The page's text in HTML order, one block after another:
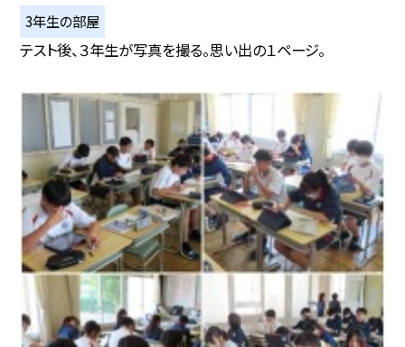
3年生の部屋
テスト後、３年生が写真を撮る。思い出の１ページ。